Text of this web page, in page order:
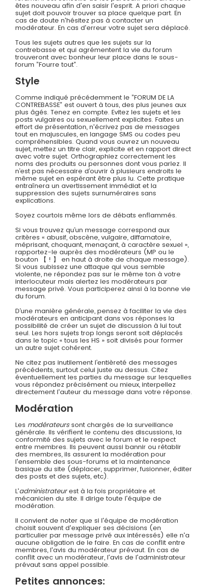
êtes nouveau afin d'en saisir l'esprit. A priori chaque
sujet doit pouvoir trouver sa place quelque part. En
cas de doute n'hésitez pas à contacter un
modérateur. En cas d'erreur votre sujet sera déplacé.
Tous les sujets autres que les sujets sur la
contrebasse et qui agrémentent la vie du forum
trouveront avec bonheur leur place dans le sous-
forum ”Fourre tout”.
Style
Comme indiqué précédemment le ”FORUM DE LA
CONTREBASSE” est ouvert à tous, des plus jeunes aux
plus âgés. Tenez en compte. Evitez les sujets et les
posts vulgaires ou sexuellement explicites. Faites un
effort de présentation, n'écrivez pas de messages
tout en majuscules, en langage SMS ou codes peu
compréhensibles. Quand vous ouvrez un nouveau
sujet, mettez un titre clair, explicite et en rapport direct
avec votre sujet. Orthographiez correctement les
noms des produits ou personnes dont vous parlez. Il
n’est pas nécessaire d’ouvrir à plusieurs endroits le
même sujet en espérant être plus lu. Cette pratique
entraînera un avertissement immédiat et la
suppression des sujets surnuméraires sans
explications.
Soyez courtois même lors de débats enflammés.
Si vous trouvez qu’un message correspond aux
critères « abusif, obscène, vulgaire, diffamatoire,
méprisant, choquant, menaçant, à caractère sexuel »,
rapportez-le auprès des modérateurs (MP ou le
bouton 【 ! 】 en haut à droite de chaque message).
Si vous subissez une attaque qui vous semble
violente, ne répondez pas sur le même ton à votre
interlocuteur mais alertez les modérateurs par
message privé. Vous participerez ainsi à la bonne vie
du forum.
D’une manière générale, pensez à faciliter la vie des
modérateurs en anticipant dans vos réponses la
possibilité de créer un sujet de discussion à lui tout
seul. Les hors sujets trop longs seront soit déplacés
dans le topic « tous les HS » soit divisés pour former
un autre sujet cohérent.
Ne citez pas inutilement l’entièreté des messages
précédents, surtout celui juste au dessus. Citez
éventuellement les parties du message sur lesquelles
vous répondez précisément ou mieux, interpellez
directement l'auteur du message dans votre réponse.
Modération
Les modérateurssont chargés de la surveillance
générale. Ils vérifient le contenu des discussions, la
conformité des sujets avec le forum et le respect
entre membres. Ils peuvent aussi bannir ou rétablir
des membres, ils assurent la modération pour
l'ensemble des sous-forums et la maintenance
basique du site (déplacer, supprimer, fusionner, éditer
des posts et des sujets, etc).
L'administrateurest à la fois propriétaire et
mécanicien du site. Il dirige toute l'équipe de
modération.
Il convient de noter que si l'équipe de modération
choisit souvent d'expliquer ses décisions (en
particulier par message privé aux intéressés) elle n'a
aucune obligation de le faire. En cas de conflit entre
membres, l'avis du modérateur prévaut. En cas de
conflit avec un modérateur, l'avis de l'administrateur
prévaut sans appel possible.
Petites annonces: